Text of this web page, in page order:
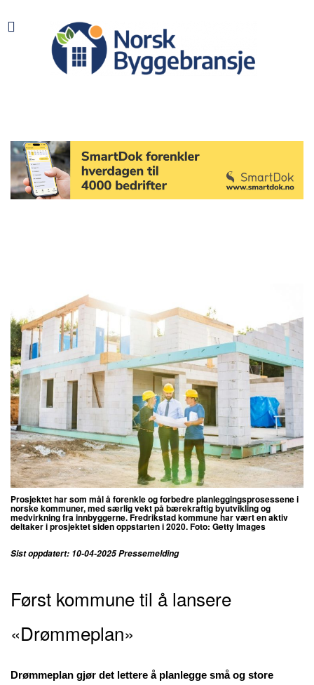
Prosjektet har som mål å forenkle og forbedre planleggingsprosessene i
norske kommuner, med særlig vekt på bærekraftig byutvikling og
medvirkning fra innbyggerne. Fredrikstad kommune har vært en aktiv
deltaker i prosjektet siden oppstarten i 2020. Foto: Getty Images
Sist oppdatert: 10-04-2025 Pressemelding
Først kommune til å lansere
«Drømmeplan»
Drømmeplan gjør det lettere å planlegge små og store